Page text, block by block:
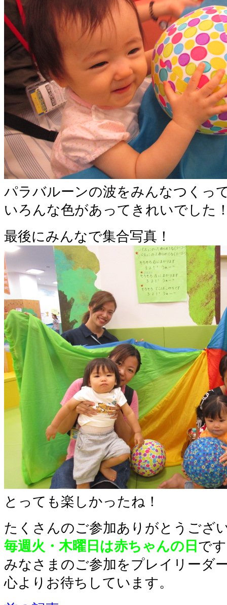
パラバルーンの波をみんなつくっ
いろんな色があってきれいでした
最後にみんなで集合写真！
とっても楽しかったね！
たくさんのご参加ありがとうござ
毎週火・木曜日は赤ちゃんの日 で
みなさまのご参加をプレイリーダ
心よりお待ちしています。